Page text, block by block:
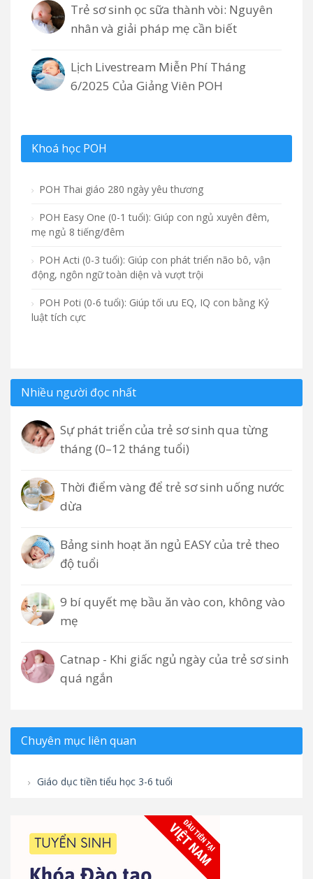
Trẻ sơ sinh ọc sữa thành vòi: Nguyên
nhân và giải pháp mẹ cần biết
Lịch Livestream Miễn Phí Tháng
6/2025 Của Giảng Viên POH
Khoá học POH
POH Thai giáo 280 ngày yêu thương
POH Easy One (0-1 tuổi): Giúp con ngủ xuyên đêm,
mẹ ngủ 8 tiếng/đêm
POH Acti (0-3 tuổi): Giúp con phát triển não bô, vận
động, ngôn ngữ toàn diện và vượt trội
POH Poti (0-6 tuổi): Giúp tối ưu EQ, IQ con bằng Kỷ
luật tích cực
Nhiều người đọc nhất
Sự phát triển của trẻ sơ sinh qua từng
tháng (0–12 tháng tuổi)
Thời điểm vàng để trẻ sơ sinh uống nước
dừa
Bảng sinh hoạt ăn ngủ EASY của trẻ theo
độ tuổi
9 bí quyết mẹ bầu ăn vào con, không vào
mẹ
Catnap - Khi giấc ngủ ngày của trẻ sơ sinh
quá ngắn
Chuyên mục liên quan
Giáo dục tiền tiểu học 3-6 tuổi